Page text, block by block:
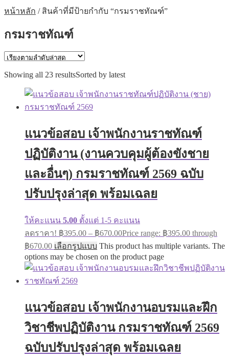
หน้าหลัก / สินค้าที่มีป้ายกำกับ “กรมราชทัณฑ์”
กรมราชทัณฑ์
Showing all 23 resultsSorted by latest
แนวข้อสอบ เจ้าพนักงานราชทัณฑ์
ปฏิบัติงาน (งานควบคุมผู้ต้องขังชาย
และอื่นๆ) กรมราชทัณฑ์ 2569 ฉบับ
ปรับปรุงล่าสุด พร้อมเฉลย
ให้คะแนน 5.00 ตั้งแต่ 1-5 คะแนน
ลดราคา! ฿395.00 – ฿670.00Price range: ฿395.00 through
฿670.00 เลือกรูปแบบ This product has multiple variants. The
options may be chosen on the product page
แนวข้อสอบ เจ้าพนักงานอบรมและฝึก
วิชาชีพปฏิบัติงาน กรมราชทัณฑ์ 2569
ฉบับปรับปรุงล่าสุด พร้อมเฉลย